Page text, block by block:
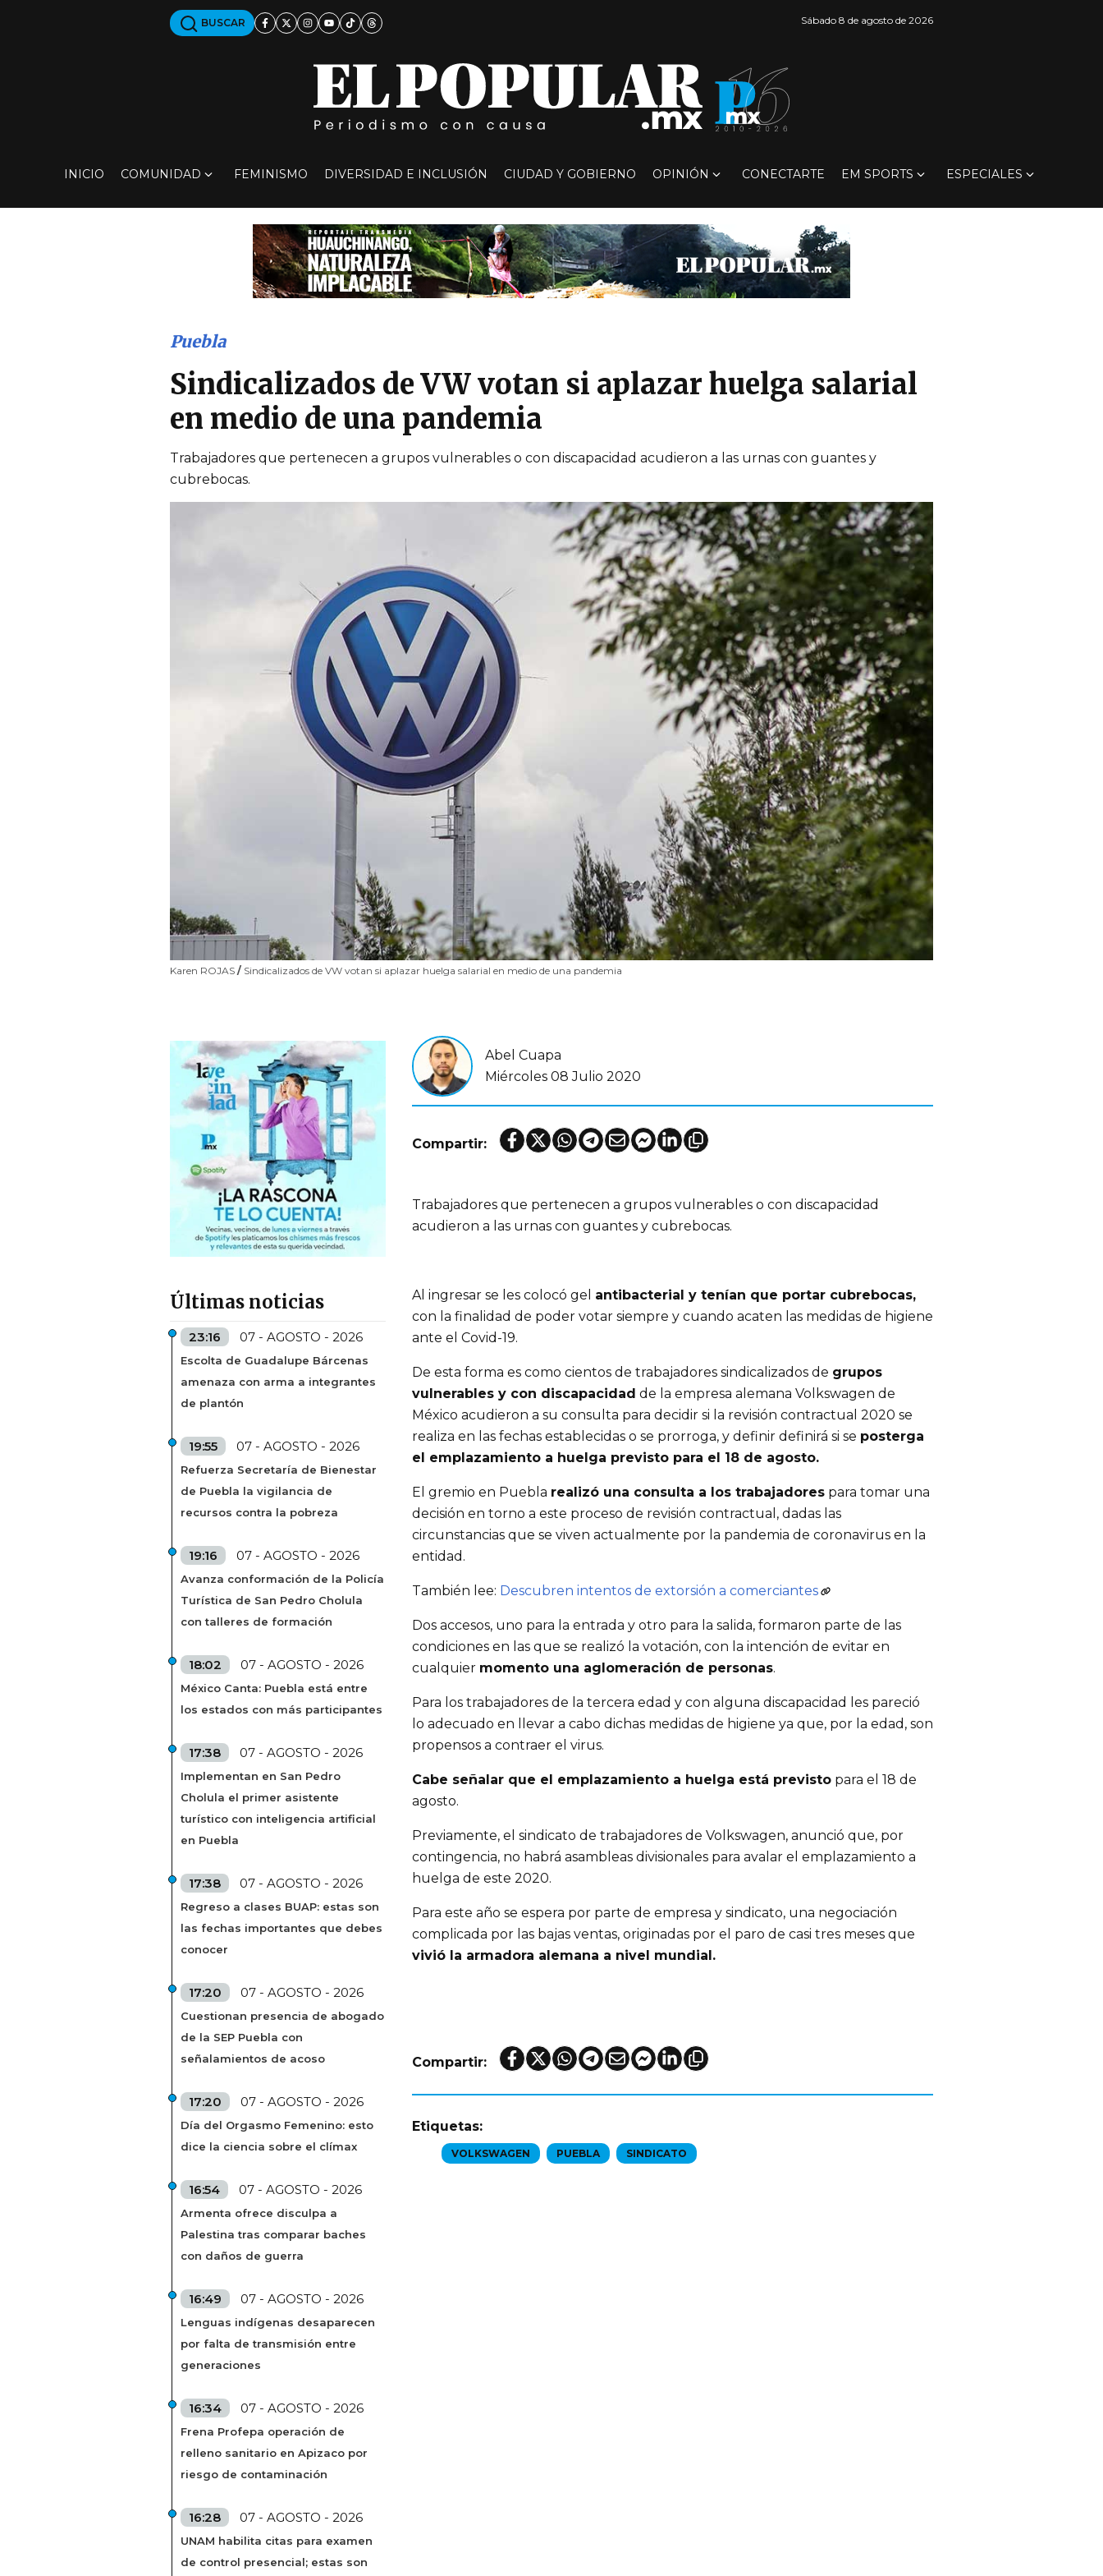
BUSCAR Sábado 8 de agosto de 2026
INICIO COMUNIDAD FEMINISMO DIVERSIDAD E INCLUSIÓN CIUDAD Y GOBIERNO OPINIÓN CONECTARTE EM SPORTS ESPECIALES
Karen ROJAS / Sindicalizados de VW votan si aplazar huelga salarial en medio de una pandemia
Puebla
Sindicalizados de VW votan si aplazar huelga salarial
en medio de una pandemia
Trabajadores que pertenecen a grupos vulnerables o con discapacidad acudieron a las urnas con guantes y
cubrebocas.
Últimas noticias
23:16 07 - AGOSTO - 2026
Escolta de Guadalupe Bárcenas
amenaza con arma a integrantes
de plantón
19:55 07 - AGOSTO - 2026
Refuerza Secretaría de Bienestar
de Puebla la vigilancia de
recursos contra la pobreza
19:16 07 - AGOSTO - 2026
Avanza conformación de la Policía
Turística de San Pedro Cholula
con talleres de formación
18:02 07 - AGOSTO - 2026
México Canta: Puebla está entre
los estados con más participantes
17:38 07 - AGOSTO - 2026
Implementan en San Pedro
Cholula el primer asistente
turístico con inteligencia artificial
en Puebla
17:38 07 - AGOSTO - 2026
Regreso a clases BUAP: estas son
las fechas importantes que debes
conocer
17:20 07 - AGOSTO - 2026
Cuestionan presencia de abogado
de la SEP Puebla con
señalamientos de acoso
17:20 07 - AGOSTO - 2026
Día del Orgasmo Femenino: esto
dice la ciencia sobre el clímax
16:54 07 - AGOSTO - 2026
Armenta ofrece disculpa a
Palestina tras comparar baches
con daños de guerra
16:49 07 - AGOSTO - 2026
Lenguas indígenas desaparecen
por falta de transmisión entre
generaciones
16:34 07 - AGOSTO - 2026
Frena Profepa operación de
relleno sanitario en Apizaco por
riesgo de contaminación
16:28 07 - AGOSTO - 2026
UNAM habilita citas para examen
de control presencial; estas son
Abel Cuapa
Miércoles 08 Julio 2020
Compartir:
Trabajadores que pertenecen a grupos vulnerables o con discapacidad
acudieron a las urnas con guantes y cubrebocas.
Al ingresar se les colocó gel antibacterial y tenían que portar cubrebocas,
con la finalidad de poder votar siempre y cuando acaten las medidas de higiene
ante el Covid-19.
De esta forma es como cientos de trabajadores sindicalizados de grupos
vulnerables y con discapacidad de la empresa alemana Volkswagen de
México acudieron a su consulta para decidir si la revisión contractual 2020 se
realiza en las fechas establecidas o se prorroga, y definir definirá si se posterga
el emplazamiento a huelga previsto para el 18 de agosto.
El gremio en Puebla realizó una consulta a los trabajadores para tomar una
decisión en torno a este proceso de revisión contractual, dadas las
circunstancias que se viven actualmente por la pandemia de coronavirus en la
entidad.
También lee: Descubren intentos de extorsión a comerciantes
Dos accesos, uno para la entrada y otro para la salida, formaron parte de las
condiciones en las que se realizó la votación, con la intención de evitar en
cualquier momento una aglomeración de personas.
Para los trabajadores de la tercera edad y con alguna discapacidad les pareció
lo adecuado en llevar a cabo dichas medidas de higiene ya que, por la edad, son
propensos a contraer el virus.
Cabe señalar que el emplazamiento a huelga está previsto para el 18 de
agosto.
Previamente, el sindicato de trabajadores de Volkswagen, anunció que, por
contingencia, no habrá asambleas divisionales para avalar el emplazamiento a
huelga de este 2020.
Para este año se espera por parte de empresa y sindicato, una negociación
complicada por las bajas ventas, originadas por el paro de casi tres meses que
vivió la armadora alemana a nivel mundial.
Compartir:
Etiquetas:
VOLKSWAGEN PUEBLA SINDICATO